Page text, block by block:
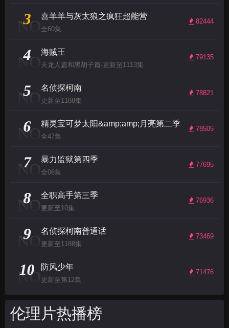
NO
3 82444
喜羊羊与灰太狼之疯狂超能营
全60集
NO
4 79135
海贼王
天龙人篇和黑胡子篇-更新至1113集
NO
5 78821
名侦探柯南
更新至1188集
NO
6 78505
精灵宝可梦太阳&amp;amp;月亮第二季
全47集
NO
7 77695
暴力监狱第四季
全06集
NO
8 76936
全职高手第三季
更新至10集
NO
9 73469
名侦探柯南普通话
更新至1188集
NO
10 71476
防风少年
更新至第12集
伦理片热播榜